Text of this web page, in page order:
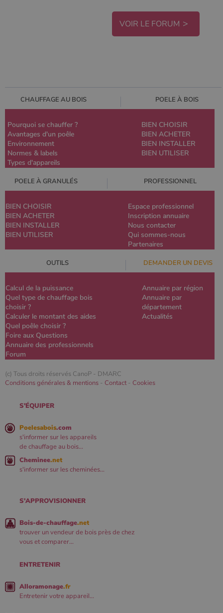
VOIR LE FORUM
CHAUFFAGE AU BOIS POELE À BOIS
Pourquoi se chauffer ?
Avantages d'un poêle
Environnement
Normes & labels
Types d'appareils
BIEN CHOISIR
BIEN ACHETER
BIEN INSTALLER
BIEN UTILISER
POELE À GRANULÉS PROFESSIONNEL
BIEN CHOISIR
BIEN ACHETER
BIEN INSTALLER
BIEN UTILISER
Espace professionnel
Inscription annuaire
Nous contacter
Qui sommes-nous
Partenaires
OUTILS DEMANDER UN DEVIS
Calcul de la puissance
Quel type de chauffage bois
choisir ?
Calculer le montant des aides
Quel poêle choisir ?
Foire aux Questions
Annuaire des professionnels
Forum
Annuaire par région
Annuaire par
département
Actualités
(c) Tous droits réservés CanoP - DMARC
Conditions générales & mentions - Contact - Cookies
S'ÉQUIPER
Poelesabois.com
s'informer sur les appareils
de chauffage au bois...
Cheminee.net
s'informer sur les cheminées...
S'APPROVISIONNER
Bois-de-chauffage.net
trouver un vendeur de bois près de chez
vous et comparer...
ENTRETENIR
Alloramonage.fr
Entretenir votre appareil...